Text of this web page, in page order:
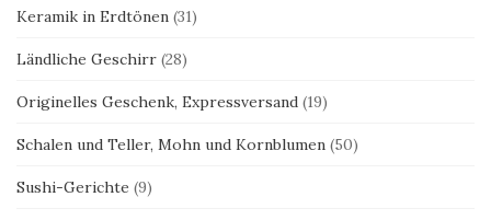
Keramik in Erdtönen (31)
Ländliche Geschirr (28)
Originelles Geschenk, Expressversand (19)
Schalen und Teller, Mohn und Kornblumen (50)
Sushi-Gerichte (9)